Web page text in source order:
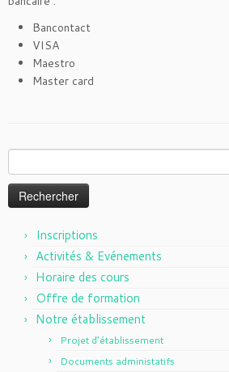
Bancontact
VISA
Maestro
Master card
Inscriptions
Activités & Evénements
Horaire des cours
Offre de formation
Notre établissement
Projet d’établissement
Documents administatifs